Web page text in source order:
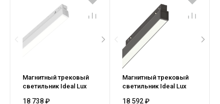
Магнитный трековый
светильник Ideal Lux
18 738 ₽
Магнитный трековый
светильник Ideal Lux
18 592 ₽